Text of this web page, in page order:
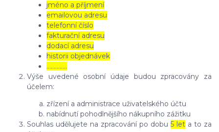
jméno a příjmení
emailovou adresu
telefonní číslo
fakturační adresu
dodací adresu
historii objednávek
…………..
Výše uvedené osobní údaje budou zpracovány za
účelem:
zřízení a administrace uživatelského účtu
nabídnutí pohodlnějšího nákupního zážitku
Souhlas udělujete na zpracování po dobu 5 leta to za